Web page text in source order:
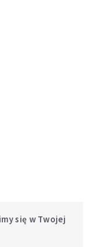
się w Twojej